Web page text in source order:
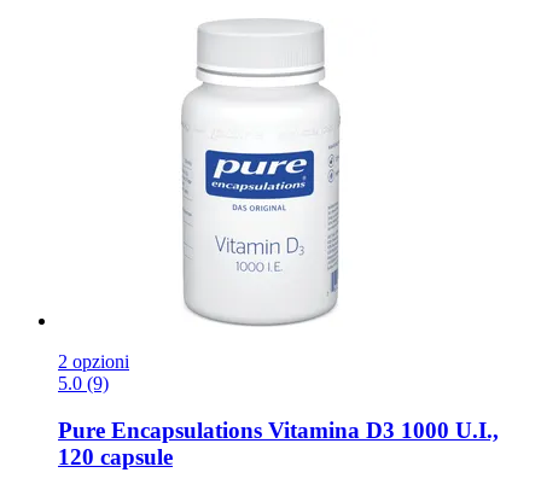
2 opzioni
5.0 (9)
Pure Encapsulations Vitamina D3 1000 U.I.,
120 capsule